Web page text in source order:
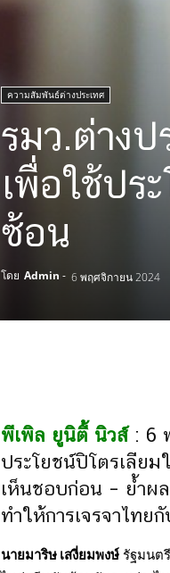
ความสัมพันธ์ต่างประเทศ
รมว.ต่างป
เพื่อใช้ปร
ซ้อน
โดย Admin - 6 พฤศจิกายน 2024
พีเพิล ยูนิตี้ นิวส์: 6
ประโยชน์ปิโตรเลีย
เห็นชอบก่อน – ย้ำผ
ทำให้การเจรจาไทย
นายมาริษ เสงี่ยมพงษ์ รัฐมนต